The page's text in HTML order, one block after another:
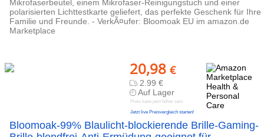
Mikrofaserbeutel, einem Mikrofaser-Reinigungstuch und einer
polarisierten Lichttestkarte geliefert, das perfekte Geschenk für Ihre
Familie und Freunde. - VerkÃ¤ufer: Bloomoak EU im amazon.de
Marketplace
20,98 €
2.99 €
Auf Lager
Preis kann jetzt höher sein
Jetzt live Preisvergleich starten!
Bloomoak-99% Blaulicht-blockierende Brille-Gaming-